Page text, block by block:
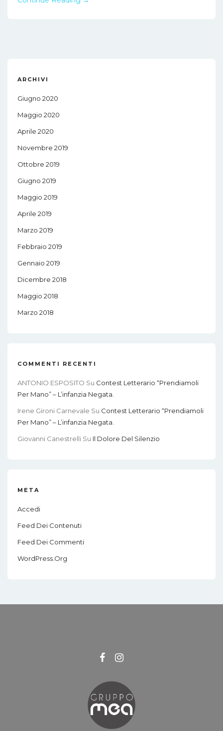
ARCHIVI
Giugno 2020
Maggio 2020
Aprile 2020
Novembre 2019
Ottobre 2019
Giugno 2019
Maggio 2019
Aprile 2019
Marzo 2019
Febbraio 2019
Gennaio 2019
Dicembre 2018
Maggio 2018
Marzo 2018
COMMENTI RECENTI
ANTONIO ESPOSITO Su Contest Letterario “Prendiamoli
Per Mano” – L’infanzia Negata.
Irene Gironi Carnevale Su Contest Letterario “Prendiamoli
Per Mano” – L’infanzia Negata.
Giovanni Canestrelli Su Il Dolore Del Silenzio
META
Accedi
Feed Dei Contenuti
Feed Dei Commenti
WordPress.org